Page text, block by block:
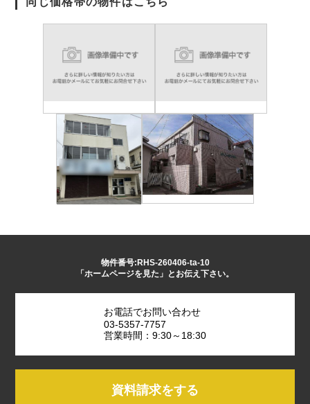
物件番号:RHS-260406-ta-10
「ホームページを見た」とお伝え下さい。
お電話でお問い合わせ
03-5357-7757
営業時間：9:30～18:30
資料請求をする